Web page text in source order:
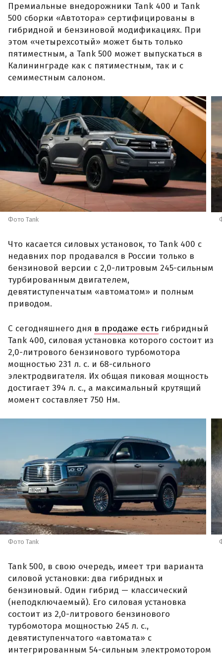
Премиальные внедорожники Tank 400 и Tank
500 сборки «Автотора» сертифицированы в
гибридной и бензиновой модификациях. При
этом «четырехсотый» может быть только
пятиместным, а Tank 500 может выпускаться в
Калининграде как с пятиместным, так и с
семиместным салоном.
Фото Tank
Что касается силовых установок, то Tank 400 с
недавних пор продавался в России только в
бензиновой версии с 2,0-литровым 245-сильным
турбированным двигателем,
девятиступенчатым «автоматом» и полным
приводом.
С сегодняшнего дня в продаже есть гибридный
Tank 400, силовая установка которого состоит из
2,0-литрового бензинового турбомотора
мощностью 231 л. с. и 68-сильного
электродвигателя. Их общая пиковая мощность
достигает 394 л. с., а максимальный крутящий
момент составляет 750 Нм.
Фото Tank
Tank 500, в свою очередь, имеет три варианта
силовой установки: два гибридных и
бензиновый. Один гибрид — классический
(неподключаемый). Его силовая установка
состоит из 2,0-литрового бензинового
турбомотора мощностью 245 л. с.,
девятиступенчатого «автомата» с
интегрированным 54-сильным электромотором